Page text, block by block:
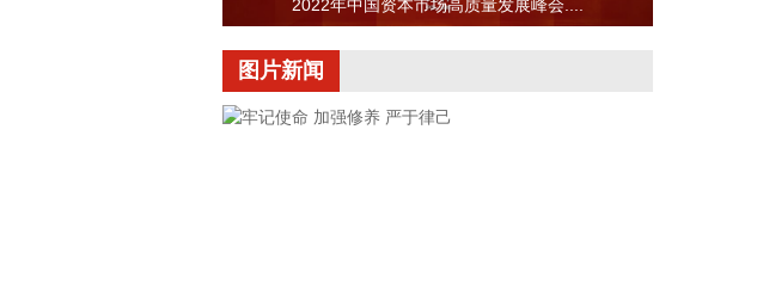
2026-08-08 16:58:16
据群众新闻，8月5日22时，陕西移动在商洛市镇安县
受汛情影响区域启动5G异网漫游工作，向其他运营商
客户提供5G网络漫游接入服务。该技术用于应急场
2022年中国资本市场高质量发展峰会....
图片新闻